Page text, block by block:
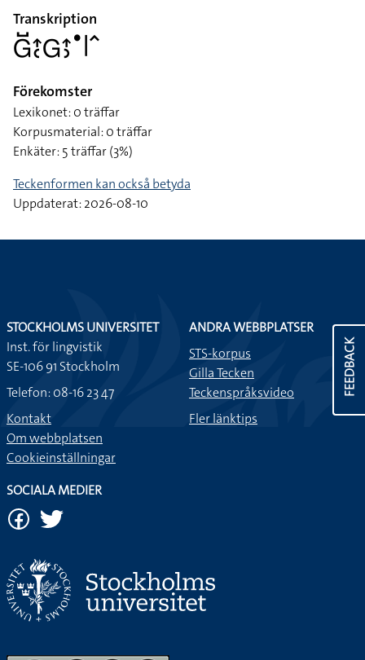
Transkription
􌤦􌤹􌤴􌥗􌤦􌤴􌤶􌤟􌥼􌥦
Förekomster
Lexikonet: 0 träffar
Korpusmaterial: 0 träffar
Enkäter: 5 träffar (3%)
Teckenformen kan också betyda
Uppdaterat: 2026-08-10
FEEDBACK
STOCKHOLMS UNIVERSITET
Inst. för lingvistik
SE-106 91 Stockholm
Telefon: 08-16 23 47
Kontakt
Om webbplatsen
Cookieinställningar
ANDRA WEBBPLATSER
STS-korpus
Gilla Tecken
Teckenspråksvideo
Fler länktips
SOCIALA MEDIER